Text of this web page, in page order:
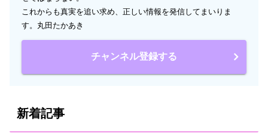
これからも真実を追い求め、正しい情報を発信してまいりま
す。丸田たかあき
チャンネル登録する
新着記事